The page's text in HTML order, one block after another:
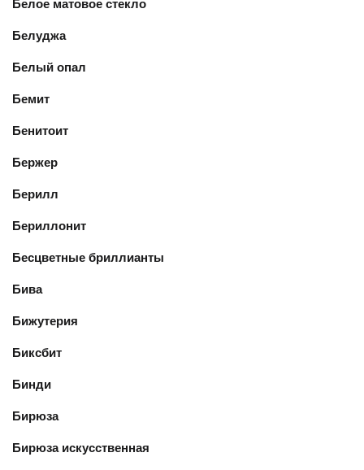
Белое матовое стекло
Белуджа
Белый опал
Бемит
Бенитоит
Бержер
Берилл
Бериллонит
Бесцветные бриллианты
Бива
Бижутерия
Биксбит
Бинди
Бирюза
Бирюза искусственная